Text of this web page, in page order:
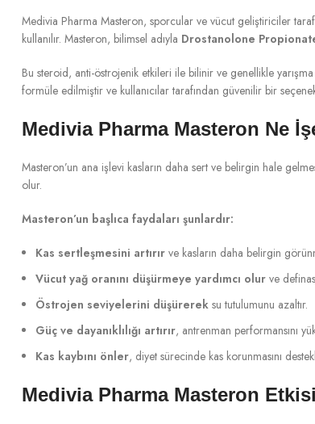
Medivia Pharma Masteron, sporcular ve vücut geliştiriciler
kullanılır. Masteron, bilimsel adıyla Drostanolone
Bu steroid, anti-östrojenik etkileri ile bilinir ve genellikle
formüle edilmiştir ve kullanıcılar tarafından güvenilir bir
Medivia Pharma Masteron Ne
Masteron’un ana işlevi kasların daha sert ve belirgin hale
olur.
Masteron’un başlıca faydaları şunlardır:
Kas sertleşmesini artırır ve kasların daha belirgin
Vücut yağ oranını düşürmeye yardımcı olur ve
Östrojen seviyelerini düşürerek su tutulumunu azaltır.
Güç ve dayanıklılığı artırır, antrenman performansını
Kas kaybını önler, diyet sürecinde kas korunmasını
Medivia Pharma Masteron